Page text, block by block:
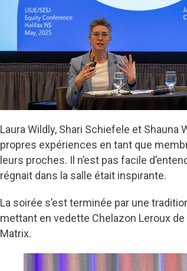
Laura Wildly, Shari Schiefele et
propres expériences en tant que
leurs proches. Il n’est pas facile
régnait dans la salle était inspirante.
La soirée s’est terminée par une
mettant en vedette Chelazon Leroux de
Matrix.